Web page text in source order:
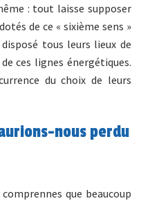
: tout laisse supposer
de ce « sixième sens »
tous leurs lieux de
ces lignes énergétiques.
du choix de leurs
nous perdu
que beaucoup